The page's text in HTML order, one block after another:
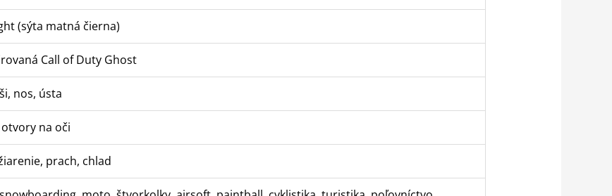
(sýta matná čierna)
Call of Duty Ghost
nos, ústa
na oči
prach, chlad